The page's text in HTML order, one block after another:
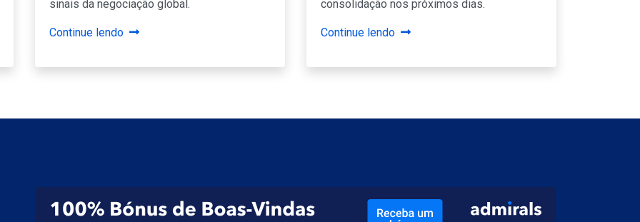
sinais da negociação global.
Continue lendo
consolidação nos próximos dias.
Continue lendo